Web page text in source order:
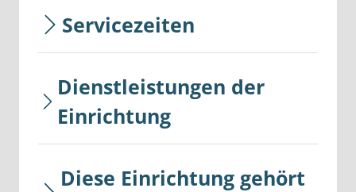
Servicezeiten
Dienstleistungen der
Einrichtung
Diese Einrichtung gehört